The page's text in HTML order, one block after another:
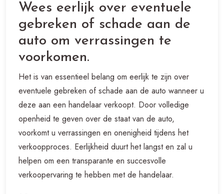
Wees eerlijk over eventuele
gebreken of schade aan de
auto om verrassingen te
voorkomen.
Het is van essentieel belang om eerlijk te zijn over
eventuele gebreken of schade aan de auto wanneer u
deze aan een handelaar verkoopt. Door volledige
openheid te geven over de staat van de auto,
voorkomt u verrassingen en onenigheid tijdens het
verkoopproces. Eerlijkheid duurt het langst en zal u
helpen om een transparante en succesvolle
verkoopervaring te hebben met de handelaar.